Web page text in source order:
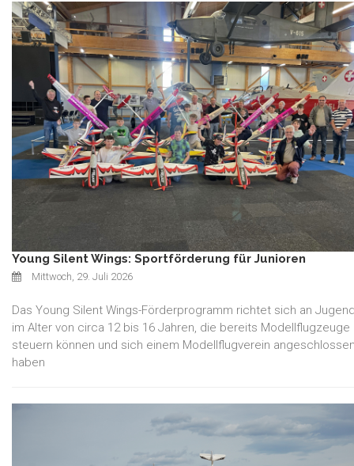
Young Silent Wings: Sportförderung für Junioren
Mittwoch, 29. Juli 2026
Das Young Silent Wings-Förderprogramm richtet sich an
im Alter von circa 12 bis 16 Jahren, die bereits Modellflugzeuge
steuern können und sich einem Modellflugverein
haben